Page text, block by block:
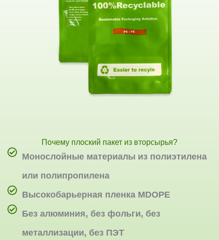
Почему плоский пакет из вторсырья?
Монослойные материалы из полиэтилена
или полипропилена
Высокобарьерная пленка MDOPE
Без алюминия, без фольги, без
металлизации, без ПЭТ